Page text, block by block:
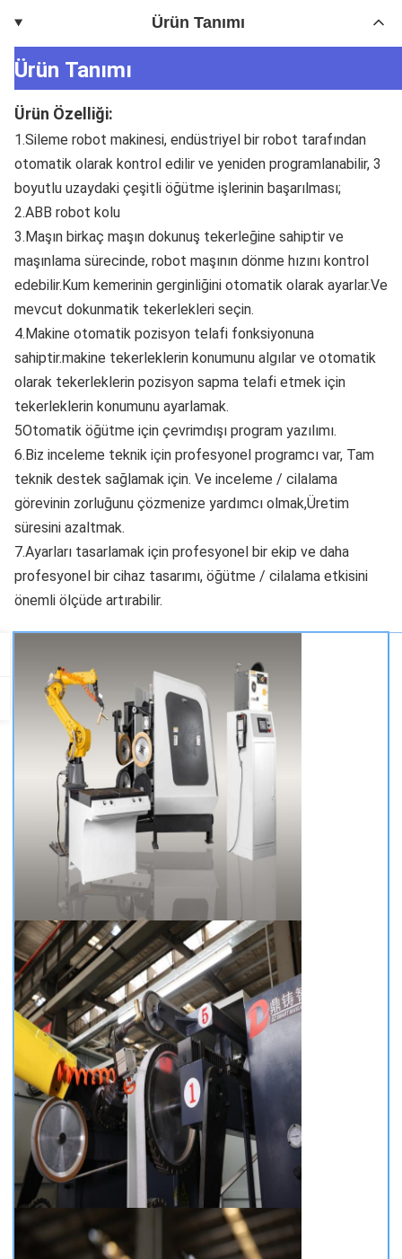
Ürün Tanımı
Ürün Tanımı
Ürün Özelliği:
1.Sileme robot makinesi, endüstriyel bir robot tarafından
otomatik olarak kontrol edilir ve yeniden programlanabilir, 3
boyutlu uzaydaki çeşitli öğütme işlerinin başarılması;
2.ABB robot kolu
3.Maşın birkaç maşın dokunuş tekerleğine sahiptir ve
maşınlama sürecinde, robot maşının dönme hızını kontrol
edebilir.Kum kemerinin gerginliğini otomatik olarak ayarlar.Ve
mevcut dokunmatik tekerlekleri seçin.
4.Makine otomatik pozisyon telafi fonksiyonuna
sahiptir.makine tekerleklerin konumunu algılar ve otomatik
olarak tekerleklerin pozisyon sapma telafi etmek için
tekerleklerin konumunu ayarlamak.
5Otomatik öğütme için çevrimdışı program yazılımı.
6.Biz inceleme teknik için profesyonel programcı var, Tam
teknik destek sağlamak için. Ve inceleme / cilalama
görevinin zorluğunu çözmenize yardımcı olmak,Üretim
süresini azaltmak.
7.Ayarları tasarlamak için profesyonel bir ekip ve daha
profesyonel bir cihaz tasarımı, öğütme / cilalama etkisini
önemli ölçüde artırabilir.